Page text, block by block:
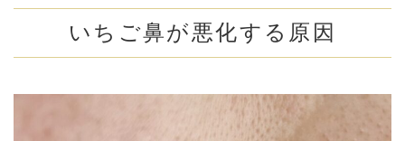
いちご鼻が悪化する原因